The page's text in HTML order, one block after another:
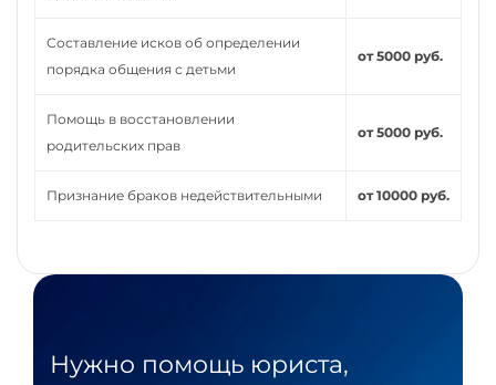
Составление исков об определении
порядка общения с детьми
от 5000 руб.
Помощь в восстановлении
родительских прав
от 5000 руб.
Признание браков недействительными от 10000 руб.
Нужно помощь юриста,